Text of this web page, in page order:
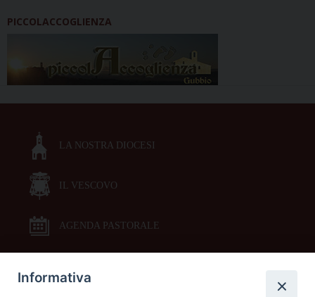
PICCOLACCOGLIENZA
LA NOSTRA DIOCESI
IL VESCOVO
AGENDA PASTORALE
DOCUMENTI PASTORALI
Informativa